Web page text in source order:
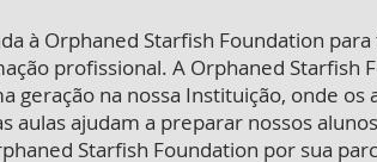
à Orphaned Starfish Foundation
profissional. A Orphaned
geração na nossa Instituição, onde
aulas ajudam a preparar nossos
Starfish Foundation por sua